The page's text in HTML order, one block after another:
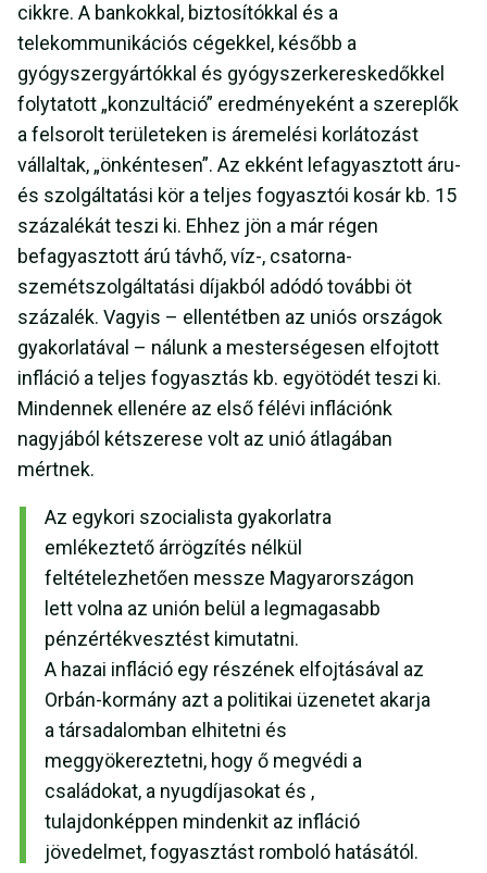
cikkre. A bankokkal, biztosítókkal és a
telekommunikációs cégekkel, később a
gyógyszergyártókkal és gyógyszerkereskedőkkel
folytatott „konzultáció” eredményeként a szereplők
a felsorolt területeken is áremelési korlátozást
vállaltak, „önkéntesen”. Az ekként lefagyasztott áru-
és szolgáltatási kör a teljes fogyasztói kosár kb. 15
százalékát teszi ki. Ehhez jön a már régen
befagyasztott árú távhő, víz-, csatorna-
szemétszolgáltatási díjakból adódó további öt
százalék. Vagyis – ellentétben az uniós országok
gyakorlatával – nálunk a mesterségesen elfojtott
infláció a teljes fogyasztás kb. egyötödét teszi ki.
Mindennek ellenére az első félévi inflációnk
nagyjából kétszerese volt az unió átlagában
mértnek.
Az egykori szocialista gyakorlatra
emlékeztető árrögzítés nélkül
feltételezhetően messze Magyarországon
lett volna az unión belül a legmagasabb
pénzértékvesztést kimutatni.
A hazai infláció egy részének elfojtásával az
Orbán-kormány azt a politikai üzenetet akarja
a társadalomban elhitetni és
meggyökereztetni, hogy ő megvédi a
családokat, a nyugdíjasokat és ,
tulajdonképpen mindenkit az infláció
jövedelmet, fogyasztást romboló hatásától.